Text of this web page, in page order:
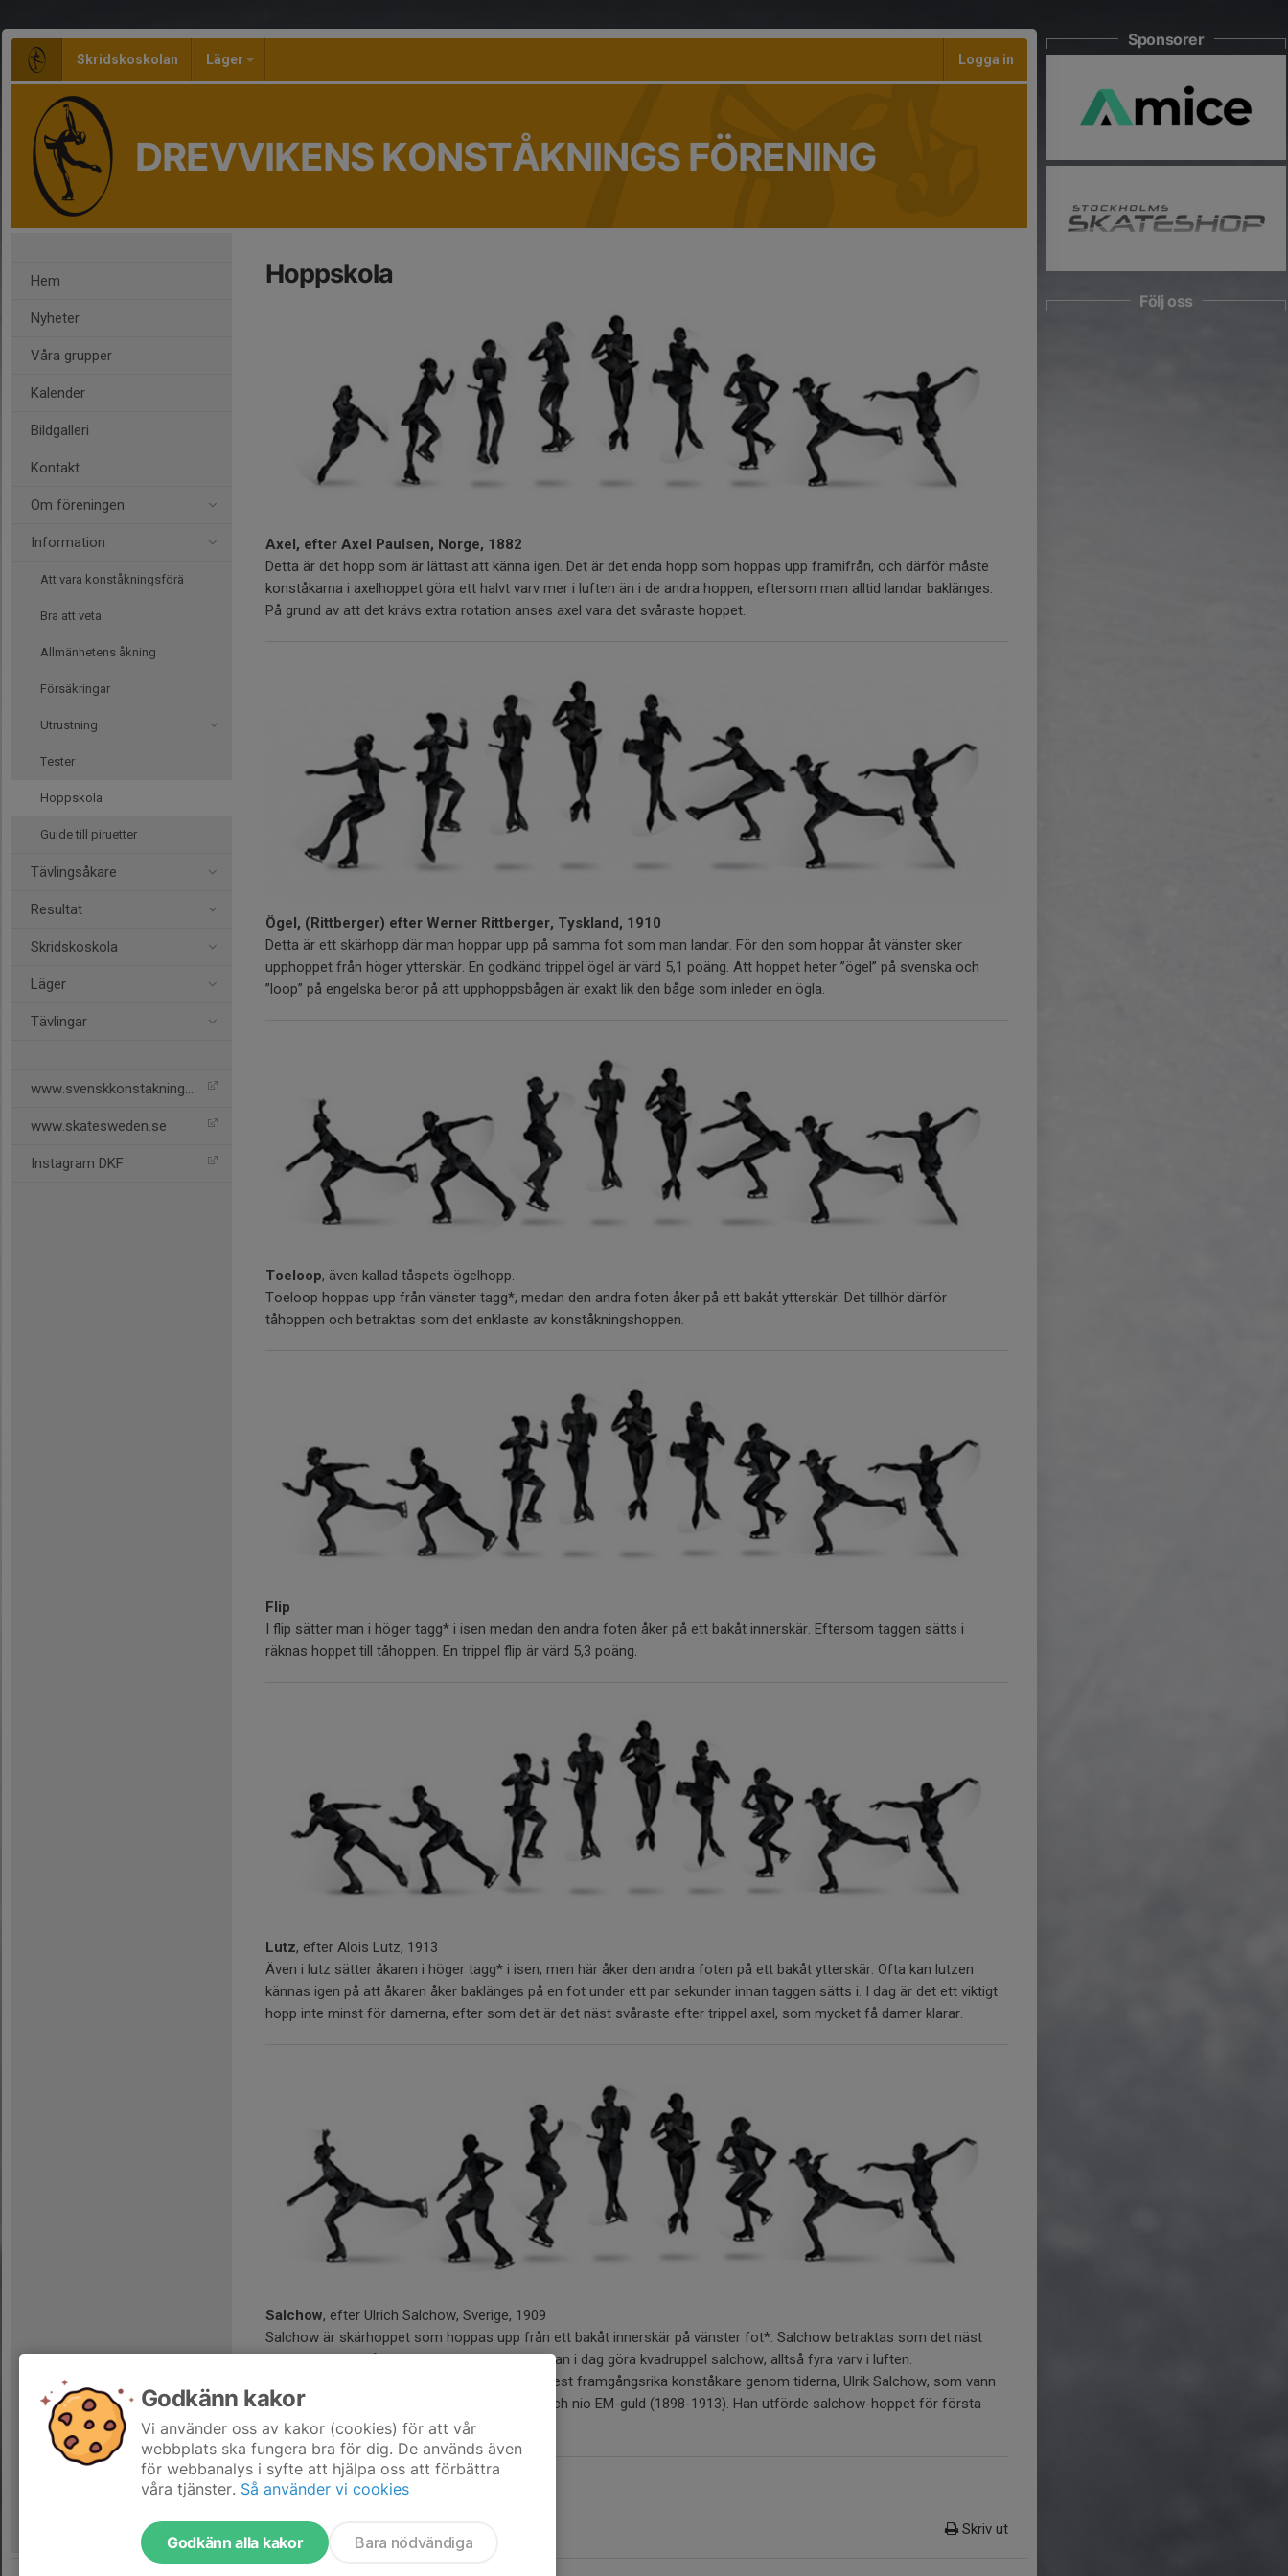
Skridskoskolan Läger Logga in
DREVVIKENS KONSTÅKNINGS FÖRENING
Hem
Nyheter
Våra grupper
Kalender
Bildgalleri
Kontakt
Om föreningen
Information
Att vara konståkningsförä
Bra att veta
Allmänhetens åkning
Försäkringar
Utrustning
Tester
Hoppskola
Guide till piruetter
Tävlingsåkare
Resultat
Skridskoskola
Läger
Tävlingar
www.svenskkonstakning.se
www.skatesweden.se
Instagram DKF
Hoppskola
Axel, efter Axel Paulsen, Norge, 1882
Detta är det hopp som är lättast att känna igen. Det är det enda hopp som hoppas upp framifrån, och därför måste
konståkarna i axelhoppet göra ett halvt varv mer i luften än i de andra hoppen, eftersom man alltid landar baklänges.
På grund av att det krävs extra rotation anses axel vara det svåraste hoppet.
Ögel, (Rittberger) efter Werner Rittberger, Tyskland, 1910
Detta är ett skärhopp där man hoppar upp på samma fot som man landar. För den som hoppar åt vänster sker
upphoppet från höger ytterskär. En godkänd trippel ögel är värd 5,1 poäng. Att hoppet heter ”ögel” på svenska och
”loop” på engelska beror på att upphoppsbågen är exakt lik den båge som inleder en ögla.
Toeloop, även kallad tåspets ögelhopp.
Toeloop hoppas upp från vänster tagg*, medan den andra foten åker på ett bakåt ytterskär. Det tillhör därför
tåhoppen och betraktas som det enklaste av konståkningshoppen.
Flip
I flip sätter man i höger tagg* i isen medan den andra foten åker på ett bakåt innerskär. Eftersom taggen sätts i
räknas hoppet till tåhoppen. En trippel flip är värd 5,3 poäng.
Lutz, efter Alois Lutz, 1913
Även i lutz sätter åkaren i höger tagg* i isen, men här åker den andra foten på ett bakåt ytterskär. Ofta kan lutzen
kännas igen på att åkaren åker baklänges på en fot under ett par sekunder innan taggen sätts i. I dag är det ett viktigt
hopp inte minst för damerna, efter som det är det näst svåraste efter trippel axel, som mycket få damer klarar.
Salchow, efter Ulrich Salchow, Sverige, 1909
Salchow är skärhoppet som hoppas upp från ett bakåt innerskär på vänster fot*. Salchow betraktas som det näst
lättaste av konståkningshoppen. Flera herrar kan i dag göra kvadruppel salchow, alltså fyra varv i luften.
Salchow-hoppet är uppkallat efter Sveriges mest framgångsrika konståkare genom tiderna, Ulrik Salchow, som vann
ett OS-guld (1908), tio VM-guld (1901-1911) och nio EM-guld (1898-1913). Han utförde salchow-hoppet för första
gången 1909.
Skriv ut
Sponsorer
Följ oss
Godkänn kakor
Vi använder oss av kakor (cookies) för att vår
webbplats ska fungera bra för dig. De används även
för webbanalys i syfte att hjälpa oss att förbättra
våra tjänster. Så använder vi cookies
Godkänn alla kakor Bara nödvändiga